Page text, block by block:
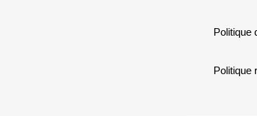
Politique
Politique